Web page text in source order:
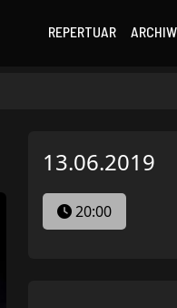
REPERTUAR
13.06.2019
20:00